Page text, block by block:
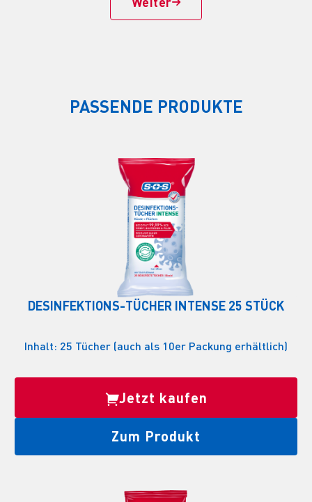
PASSENDE PRODUKTE
DESINFEKTIONS-TÜCHER INTENSE 25 STÜCK
Inhalt: 25 Tücher (auch als 10er Packung erhältlich)
Jetzt kaufen
Zum Produkt